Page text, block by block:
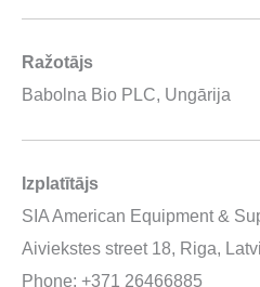
Ražotājs
Babolna Bio PLC, Ungārija
Izplatītājs
SIA American Equipment &
Aiviekstes street 18, Riga,
Phone: +371 26466885